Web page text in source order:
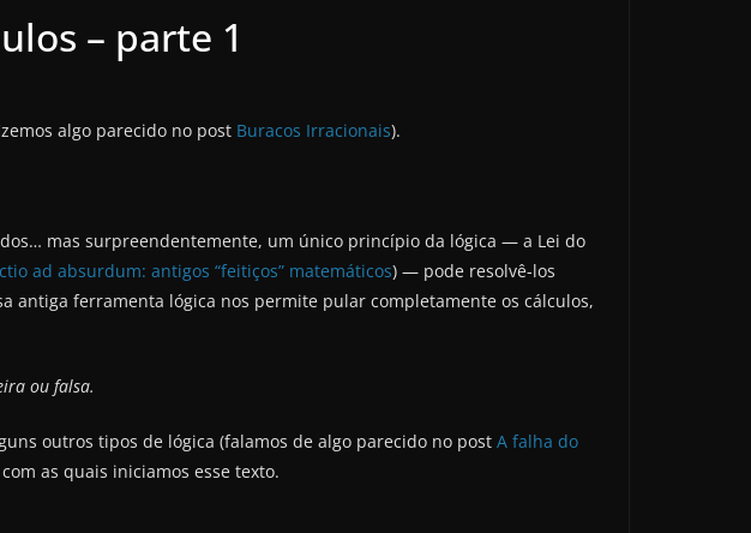
– parte 1
algo parecido no post Buracos Irracionais).
mas surpreendentemente, um único princípio da lógica — a Lei do
ad absurdum: antigos “feitiços” matemáticos) — pode resolvê-los
antiga ferramenta lógica nos permite pular completamente os cálculos,
ou falsa.
outros tipos de lógica (falamos de algo parecido no post A falha do
as quais iniciamos esse texto.